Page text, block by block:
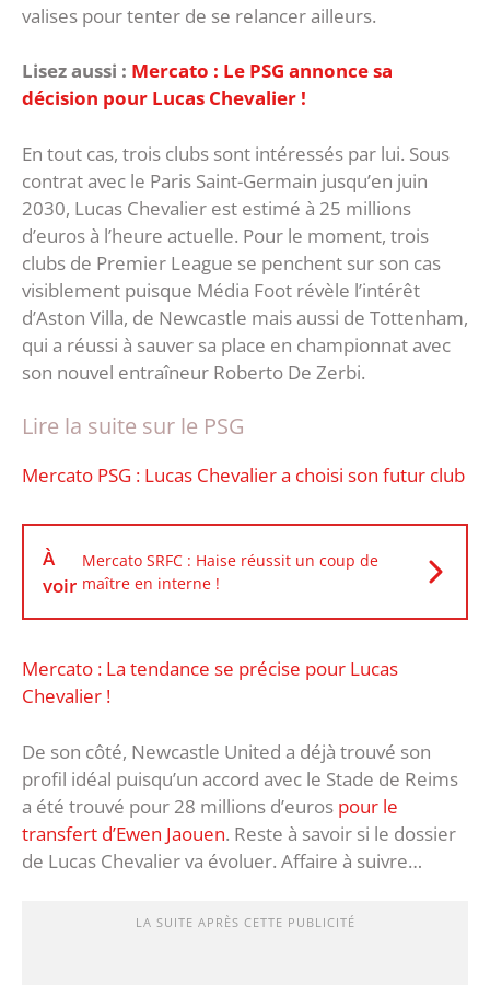
valises pour tenter de se relancer ailleurs.
Lisez aussi : Mercato : Le PSG annonce sa
décision pour Lucas Chevalier !
En tout cas, trois clubs sont intéressés par lui. Sous
contrat avec le Paris Saint-Germain jusqu’en juin
2030, Lucas Chevalier est estimé à 25 millions
d’euros à l’heure actuelle. Pour le moment, trois
clubs de Premier League se penchent sur son cas
visiblement puisque Média Foot révèle l’intérêt
d’Aston Villa, de Newcastle mais aussi de Tottenham,
qui a réussi à sauver sa place en championnat avec
son nouvel entraîneur Roberto De Zerbi.
Lire la suite sur le PSG
Mercato PSG : Lucas Chevalier a choisi son futur club
À
voir
Mercato SRFC : Haise réussit un coup de
maître en interne !
Mercato : La tendance se précise pour Lucas
Chevalier !
De son côté, Newcastle United a déjà trouvé son
profil idéal puisqu’un accord avec le Stade de Reims
a été trouvé pour 28 millions d’euros pour le
transfert d’Ewen Jaouen. Reste à savoir si le dossier
de Lucas Chevalier va évoluer. Affaire à suivre…
LA SUITE APRÈS CETTE PUBLICITÉ